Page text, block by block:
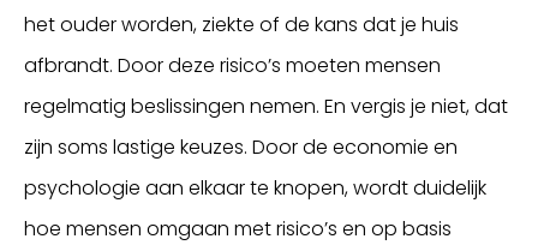
het ouder worden, ziekte of de kans dat je huis
afbrandt. Door deze risico’s moeten mensen
regelmatig beslissingen nemen. En vergis je niet, dat
zijn soms lastige keuzes. Door de economie en
psychologie aan elkaar te knopen, wordt duidelijk
hoe mensen omgaan met risico’s en op basis